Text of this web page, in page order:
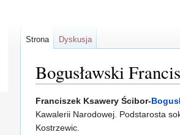
Bogusławski
Przejdź
do
nawigacji
Przejdź
do
wyszukiwania
Franciszek Ksawery Ścibor-
Kawalerii Narodowej. Podstarosta
Kostrzewic.
Strona Dyskusja